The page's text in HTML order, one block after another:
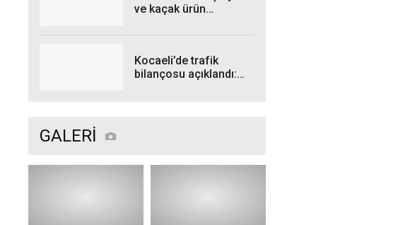
ve kaçak ürün
Kocaeli’de trafik
bilançosu açıklandı:
GALERİ